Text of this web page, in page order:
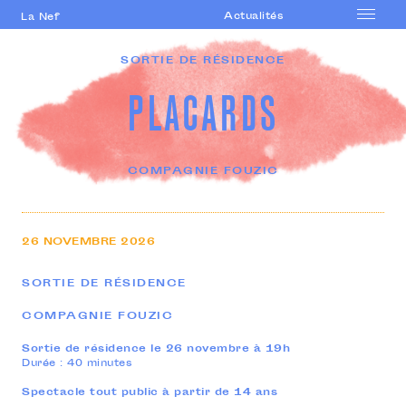
La Nef Actualités
Le lieu
Saison
Accompagnement
artistique
Formations
professionnelles
Actions culturelles
Agenda
SORTIE DE RÉSIDENCE
PLACARDS
COMPAGNIE FOUZIC
26 NOVEMBRE 2026
SORTIE DE RÉSIDENCE
COMPAGNIE FOUZIC
Sortie de résidence le 26 novembre à 19h
Durée : 40 minutes
Spectacle tout public à partir de 14 ans